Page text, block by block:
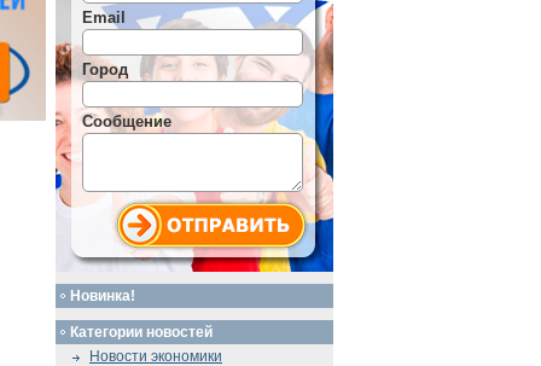
Email
Город
Сообщение
Новинка!
Категории новостей
Новости экономики